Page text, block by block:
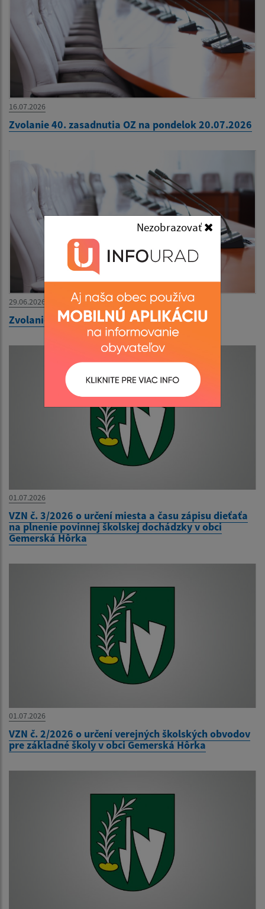
Nezobrazovať
16.07.2026
Zvolanie 40. zasadnutia OZ na pondelok 20.07.2026
29.06.2026
Zvolanie 39. zasadnutia OZ na 30.06.2026
01.07.2026
VZN č. 3/2026 o určení miesta a času zápisu dieťaťa
na plnenie povinnej školskej dochádzky v obci
Gemerská Hôrka
01.07.2026
VZN č. 2/2026 o určení verejných školských obvodov
pre základné školy v obci Gemerská Hôrka